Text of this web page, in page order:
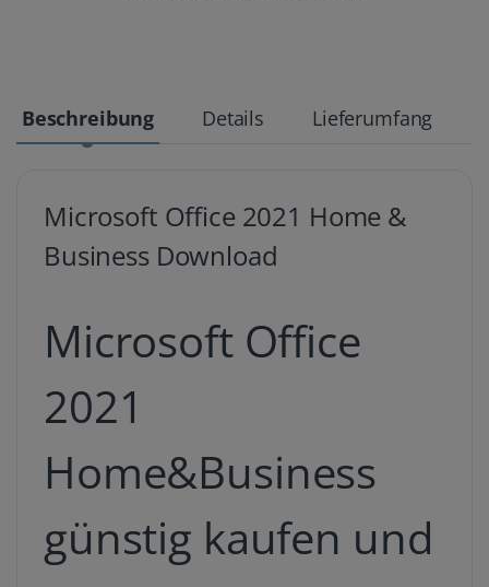
Beschreibung Details Lieferumfang
Microsoft Office 2021 Home &
Business Download
Microsoft Office
2021
Home&Business
günstig kaufen und